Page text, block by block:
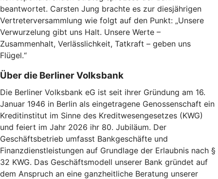
beantwortet. Carsten Jung brachte es zur diesjährigen
Vertreterversammlung wie folgt auf den Punkt: „Unsere
Verwurzelung gibt uns Halt. Unsere Werte –
Zusammenhalt, Verlässlichkeit, Tatkraft – geben uns
Flügel.“
Über die Berliner Volksbank
Die Berliner Volksbank eG ist seit ihrer Gründung am 16.
Januar 1946 in Berlin als eingetragene Genossenschaft ein
Kreditinstitut im Sinne des Kreditwesengesetzes (KWG)
und feiert im Jahr 2026 ihr 80. Jubiläum. Der
Geschäftsbetrieb umfasst Bankgeschäfte und
Finanzdienstleistungen auf Grundlage der Erlaubnis nach §
32 KWG. Das Geschäftsmodell unserer Bank gründet auf
dem Anspruch an eine ganzheitliche Beratung unserer